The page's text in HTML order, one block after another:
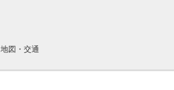
地図・交通